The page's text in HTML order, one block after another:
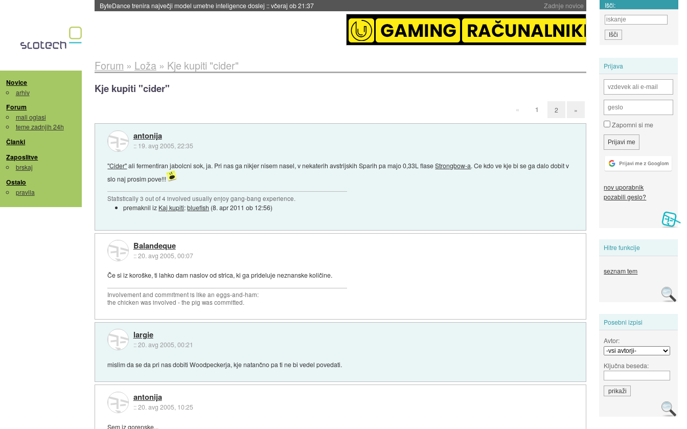
Zadnje novice
Spletne strani začele streči oglase za agente umetne inteligence::včeraj ob 21:23 Išči:
Novice
arhiv
Forum
mali oglasi
teme zadnjih 24h
Članki
Zaposlitve
brskaj
Ostalo
pravila
Prijava
Zapomni si me
nov uporabnik
pozabili geslo?
Hitre funkcije
seznam tem
Posebni izpisi
Avtor:
Ključna beseda:
Forum » Loža» Kje kupiti "cider"
Kje kupiti "cider"
« 1 2 »
antonija
:: 19. avg 2005, 22:35
"Cider"ali fermentiran jabolcni sok, ja. Pri nas ga nikjer nisem nasel, v nekaterih avstrijskih Sparih pa majo 0,33L flaseStrongbow-a. Ce kdo ve kje bi se ga dalo dobit v
slo naj prosim pove!!!
Statistically 3 out of 4 involved usually enjoy gang-bang experience.
premaknil iz Kaj kupiti:bluefish (8. apr 2011 ob 12:56)
Balandeque
::20. avg 2005, 00:07
Če si iz koroške, ti lahko dam naslov od strica, ki ga prideluje neznanske količine.
Involvement and commitment is like an eggs-and-ham:
the chicken was involved - the pig was committed.
largie
::20. avg 2005, 00:21
mislim da se da pri nas dobiti Woodpeckerja, kje natančno pa ti ne bi vedel povedati.
antonija
::20. avg 2005, 10:25
Sem iz gorenske...